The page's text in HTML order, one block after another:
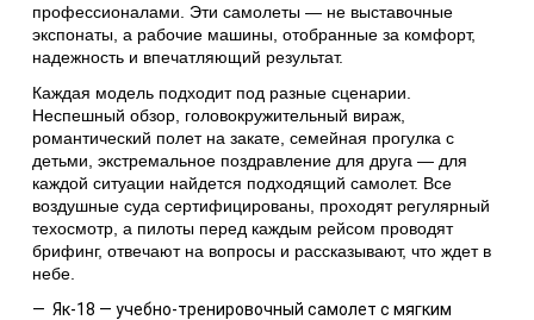
профессионалами. Эти самолеты — не выставочные
экспонаты, а рабочие машины, отобранные за комфорт,
надежность и впечатляющий результат.
Каждая модель подходит под разные сценарии.
Неспешный обзор, головокружительный вираж,
романтический полет на закате, семейная прогулка с
детьми, экстремальное поздравление для друга — для
каждой ситуации найдется подходящий самолет. Все
воздушные суда сертифицированы, проходят регулярный
техосмотр, а пилоты перед каждым рейсом проводят
брифинг, отвечают на вопросы и рассказывают, что ждет в
небе.
Як‑18 — учебно-тренировочный самолет с мягким